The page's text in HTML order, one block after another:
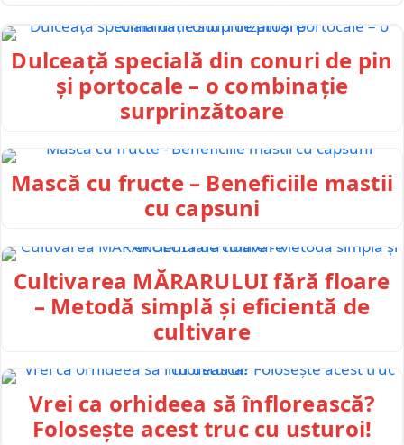
Dulceață specială din conuri de pin
și portocale – o combinație
surprinzătoare
Mască cu fructe – Beneficiile mastii
cu capsuni
Cultivarea MĂRARULUI fără floare
– Metodă simplă și eficientă de
cultivare
Vrei ca orhideea să înflorească?
Folosește acest truc cu usturoi!